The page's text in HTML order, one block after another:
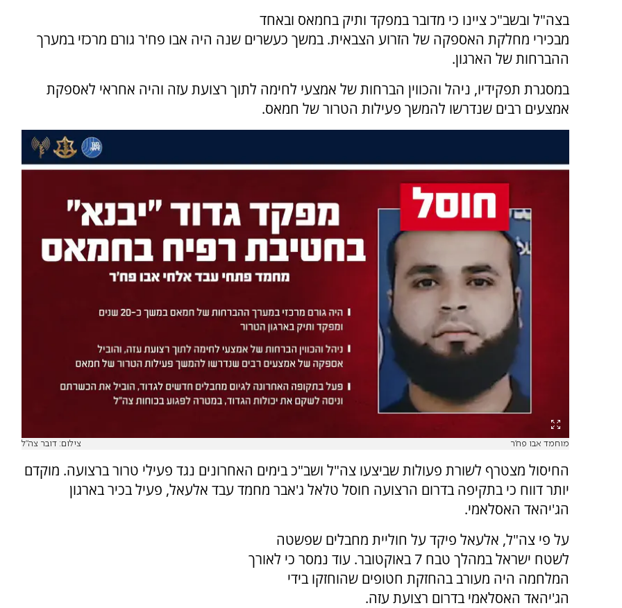
בצה"ל ובשב"כ ציינו כי מדובר במפקד ותיק בחמאס ובאחד
מבכירי מחלקת האספקה של הזרוע הצבאית. במשך כעשרים שנה היה אבו פח'ר גורם מרכזי במערך
ההברחות של הארגון.
במסגרת תפקידיו, ניהל והכווין הברחות של אמצעי לחימה לתוך רצועת עזה והיה אחראי לאספקת
אמצעים רבים שנדרשו להמשך פעילות הטרור של חמאס.
מוחמד אבו פח'ר צילום: דובר צה"ל
החיסול מצטרף לשורת פעולות שביצעו צה"ל ושב"כ בימים האחרונים נגד פעילי טרור ברצועה. מוקדם
יותר דווח כי בתקיפה בדרום הרצועה חוסל טלאל ג'אבר מחמד עבד אלעאל, פעיל בכיר בארגון
הג'יהאד האסלאמי.
על פי צה"ל, אלעאל פיקד על חוליית מחבלים שפשטה
לשטח ישראל במהלך טבח 7 באוקטובר. עוד נמסר כי לאורך
המלחמה היה מעורב בהחזקת חטופים שהוחזקו בידי
הג'יהאד האסלאמי בדרום רצועת עזה.